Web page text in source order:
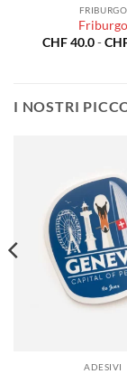
FRIBURGO
Friburgo
CHF40.0-
I NOSTRI
ADESIVI